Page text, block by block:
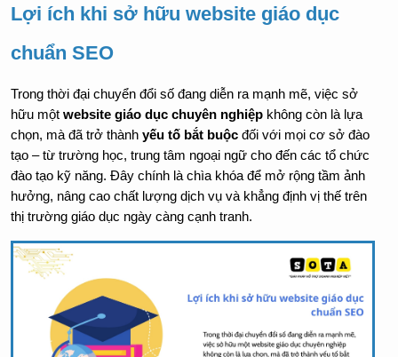
Lợi ích khi sở hữu website giáo dục
chuẩn SEO
Trong thời đại chuyển đổi số đang diễn ra mạnh mẽ, việc sở
hữu một website giáo dục chuyên nghiệp không còn là lựa
chọn, mà đã trở thành yếu tố bắt buộc đối với mọi cơ sở đào
tạo – từ trường học, trung tâm ngoại ngữ cho đến các tổ chức
đào tạo kỹ năng. Đây chính là chìa khóa để mở rộng tầm ảnh
hưởng, nâng cao chất lượng dịch vụ và khẳng định vị thế trên
thị trường giáo dục ngày càng cạnh tranh.